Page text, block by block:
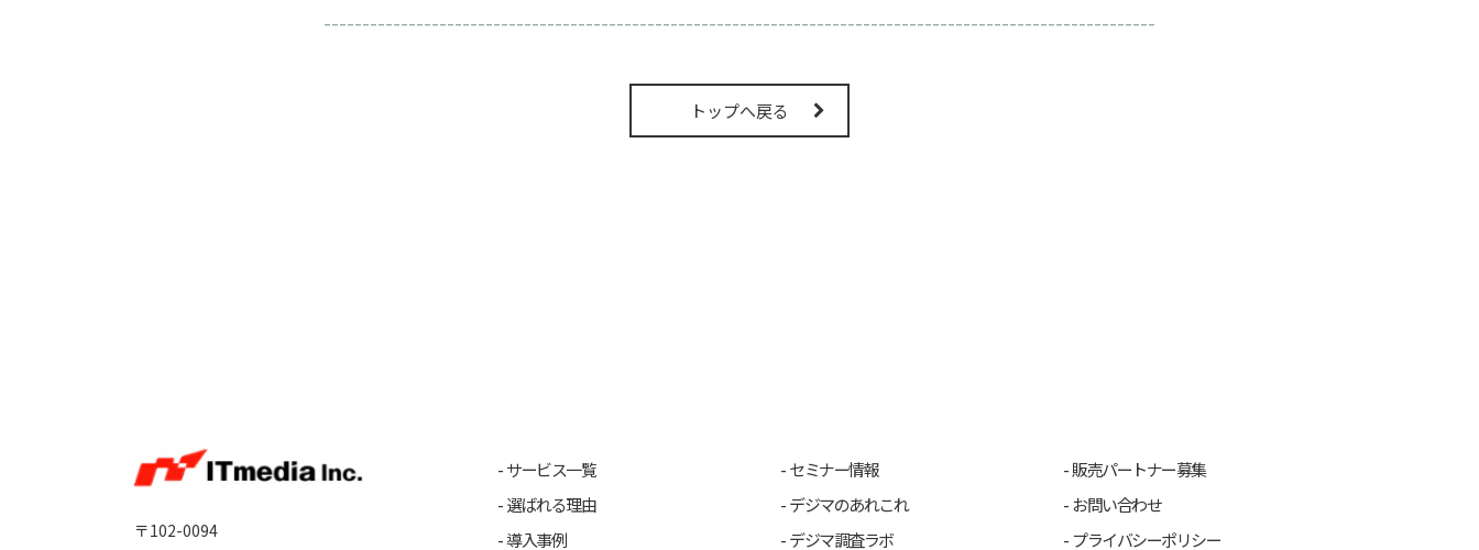
------------------------------------------------------------------------------------------------------------
トップへ戻る
〒102-0094
サービス一覧
選ばれる理由
導入事例
セミナー情報
デジマのあれこれ
デジマ調査ラボ
販売パートナー募集
お問い合わせ
プライバシーポリシー